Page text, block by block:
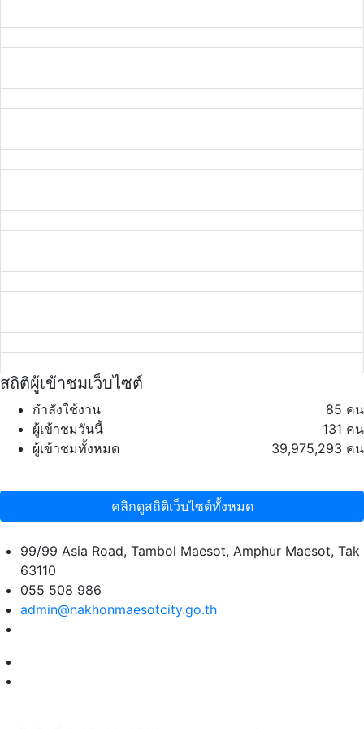
สถิติผู้เข้าชมเว็บไซต์
กำลังใช้งาน
85 คน
ผู้เข้าชมวันนี้
131 คน
ผู้เข้าชมทั้งหมด
39,975,293 คน
คลิกดูสถิติเว็บไซต์ทั้งหมด
99/99 Asia Road, Tambol Maesot, Amphur Maesot, Tak
63110
055 508 986
admin@nakhonmaesotcity.go.th